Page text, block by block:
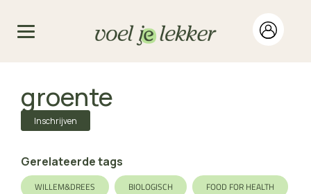
groente
Inschrijven
Gerelateerde tags
WILLEM&DREES BIOLOGISCH
FOOD FOR HEALTH